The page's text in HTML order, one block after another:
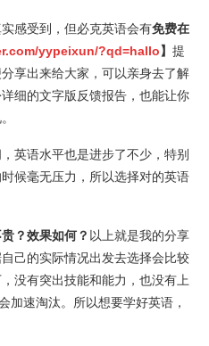
感受到，但必克英语会有免费在
yypeixun/?qd=hallo】 提
享出来给大家，可以亲身去了解
细的文字版反馈报告，也能让你
英语水平也是进步了不少，特别
候毫无压力，所以选择对的英语
？效果如何？ 以上就是我的分享
己的实际情况出发去选择会比较
没有突出技能和能力，也没有上
加速淘汰。所以想要学好英语，